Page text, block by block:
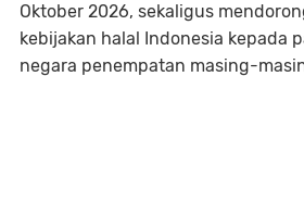
Oktober 2026, sekaligus
kebijakan halal Indonesia kepada
negara penempatan masing-